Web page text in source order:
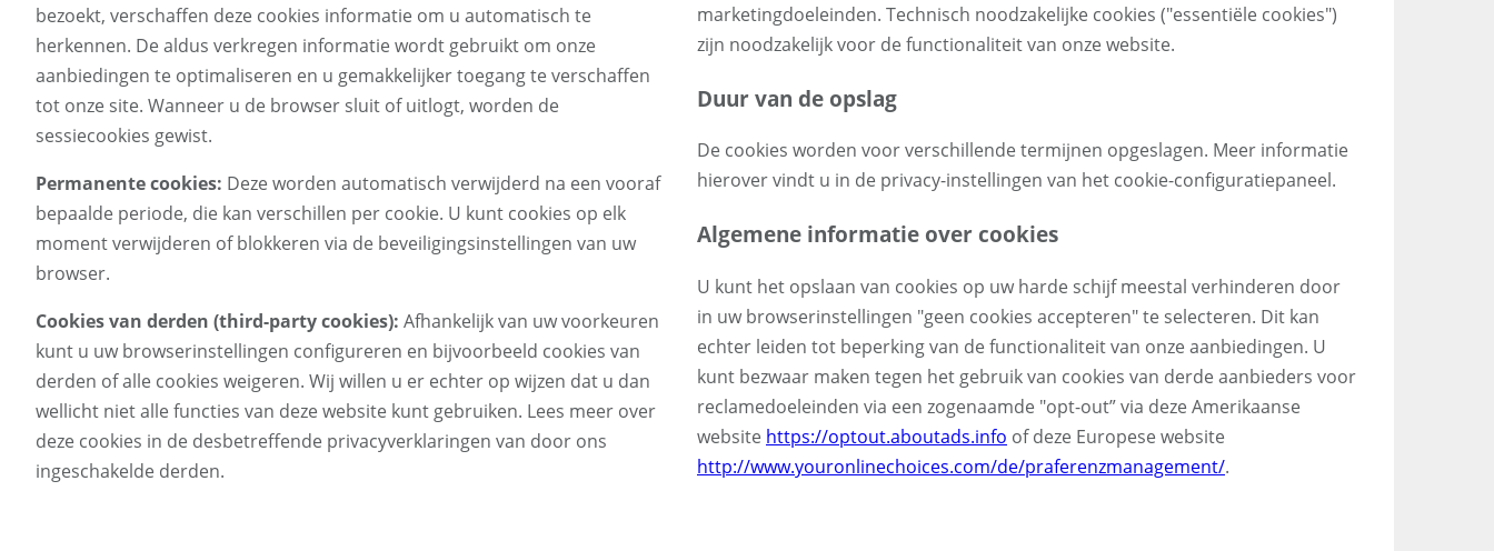
bezoekt, verschaffen deze cookies informatie om u automatisch te
herkennen. De aldus verkregen informatie wordt gebruikt om onze
aanbiedingen te optimaliseren en u gemakkelijker toegang te verschaffen
tot onze site. Wanneer u de browser sluit of uitlogt, worden de
sessiecookies gewist.
Permanente cookies: Deze worden automatisch verwijderd na een vooraf
bepaalde periode, die kan verschillen per cookie. U kunt cookies op elk
moment verwijderen of blokkeren via de beveiligingsinstellingen van uw
browser.
Cookies van derden (third-party cookies): Afhankelijk van uw voorkeuren
kunt u uw browserinstellingen configureren en bijvoorbeeld cookies van
derden of alle cookies weigeren. Wij willen u er echter op wijzen dat u dan
wellicht niet alle functies van deze website kunt gebruiken. Lees meer over
deze cookies in de desbetreffende privacyverklaringen van door ons
ingeschakelde derden.
marketingdoeleinden. Technisch noodzakelijke cookies ("essentiële cookies")
zijn noodzakelijk voor de functionaliteit van onze website.
Duur van de opslag
De cookies worden voor verschillende termijnen opgeslagen. Meer informatie
hierover vindt u in de privacy-instellingen van het cookie-configuratiepaneel.
Algemene informatie over cookies
U kunt het opslaan van cookies op uw harde schijf meestal verhinderen door
in uw browserinstellingen "geen cookies accepteren" te selecteren. Dit kan
echter leiden tot beperking van de functionaliteit van onze aanbiedingen. U
kunt bezwaar maken tegen het gebruik van cookies van derde aanbieders voor
reclamedoeleinden via een zogenaamde "opt-out” via deze Amerikaanse
website https://optout.aboutads.info of deze Europese website
http://www.youronlinechoices.com/de/praferenzmanagement/.